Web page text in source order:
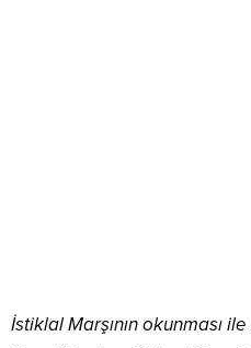
yapıldı. Hediyeleşme de